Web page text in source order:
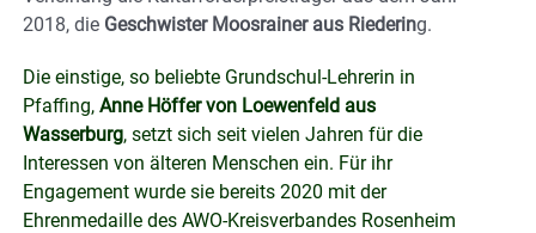
2018, die Geschwister Moosrainer aus Riedering.
Die einstige, so beliebte Grundschul-Lehrerin in
Pfaffing, Anne Höffer von Loewenfeld aus
Wasserburg, setzt sich seit vielen Jahren für die
Interessen von älteren Menschen ein. Für ihr
Engagement wurde sie bereits 2020 mit der
Ehrenmedaille des AWO-Kreisverbandes Rosenheim